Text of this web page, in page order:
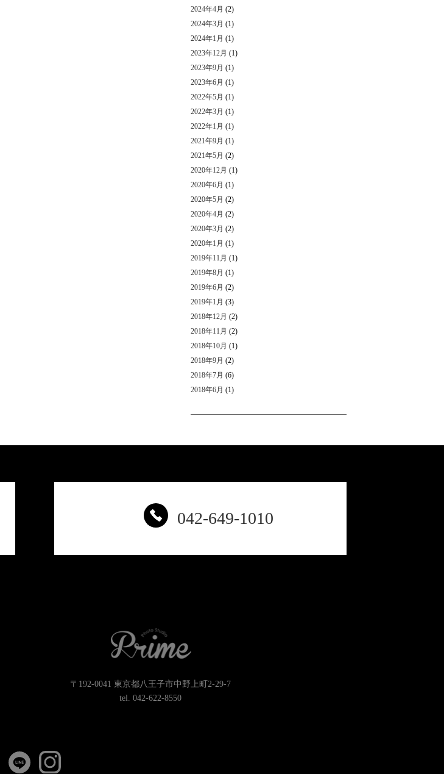
2024年4月 (2)
2024年3月 (1)
2024年1月 (1)
2023年12月 (1)
2023年9月 (1)
2023年6月 (1)
2022年5月 (1)
2022年3月 (1)
2022年1月 (1)
2021年9月 (1)
2021年5月 (2)
2020年12月 (1)
2020年6月 (1)
2020年5月 (2)
2020年4月 (2)
2020年3月 (2)
2020年1月 (1)
2019年11月 (1)
2019年8月 (1)
2019年6月 (2)
2019年1月 (3)
2018年12月 (2)
2018年11月 (2)
2018年10月 (1)
2018年9月 (2)
2018年7月 (6)
2018年6月 (1)
042-649-1010
〒192-0041 東京都八王子市中野上町2-29-7
tel. 042-622-8550